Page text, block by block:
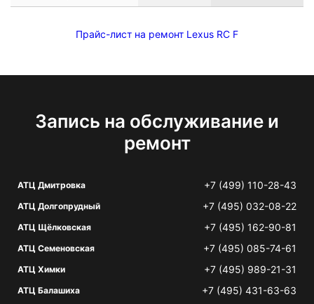
Прайс-лист на ремонт Lexus RC F
Запись на обслуживание и
ремонт
АТЦ Дмитровка +7 (499) 110-28-43
АТЦ Долгопрудный +7 (495) 032-08-22
АТЦ Щёлковская +7 (495) 162-90-81
АТЦ Семеновская +7 (495) 085-74-61
АТЦ Химки +7 (495) 989-21-31
АТЦ Балашиха +7 (495) 431-63-63